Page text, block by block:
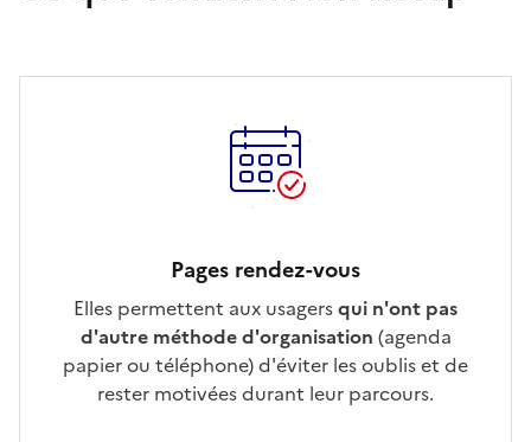
Pages rendez-vous
Elles permettent aux usagersqui n'ont pas
d'autre méthode d'organisation (agenda
papier ou téléphone) d'éviter les oublis et de
rester motivées durant leur parcours.